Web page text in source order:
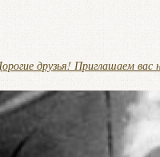
друзья! Приглашаем